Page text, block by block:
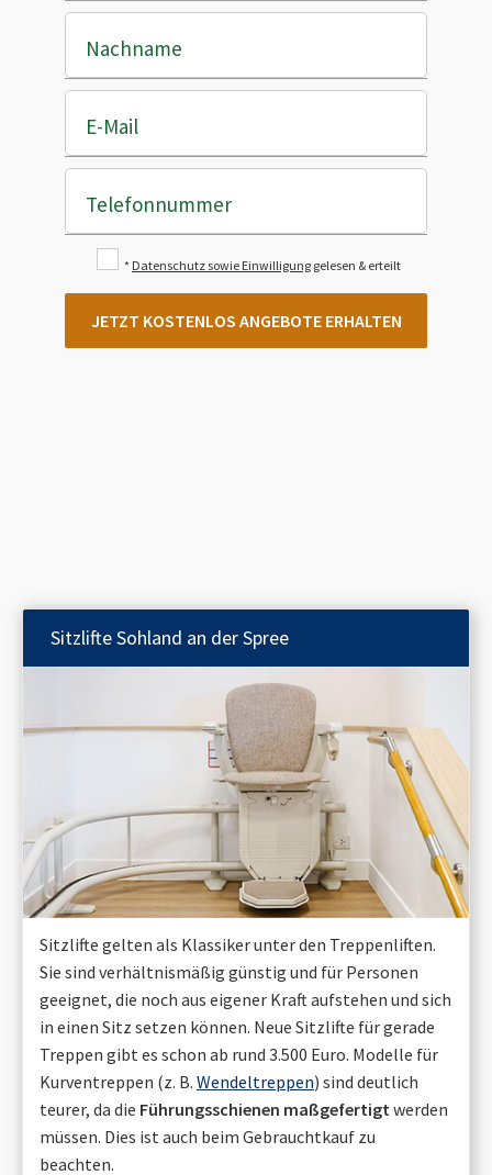
Nachname
E-Mail
Telefonnummer
* Datenschutz sowie Einwilligung gelesen & erteilt
JETZT KOSTENLOS ANGEBOTE ERHALTEN
SitzlifteSohland an der Spree
Sitzlifte gelten als Klassiker unter den Treppenliften.
Sie sind verhältnismäßig günstig und für Personen
geeignet, die noch aus eigener Kraft aufstehen und sich
in einen Sitz setzen können. Neue Sitzlifte für gerade
Treppen gibt es schon ab rund 3.500 Euro. Modelle für
Kurventreppen (z. B. Wendeltreppen) sind deutlich
teurer, da die Führungsschienen maßgefertigt werden
müssen. Dies ist auch beim Gebrauchtkauf zu
beachten.